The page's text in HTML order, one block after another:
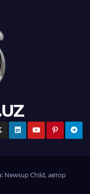
Newsup Child, автор